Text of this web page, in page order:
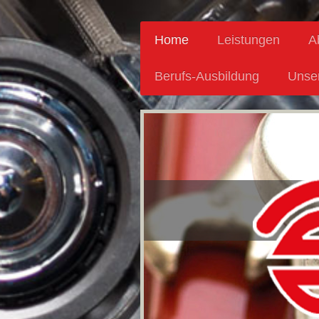
Home Leistungen
Berufs-Ausbildung